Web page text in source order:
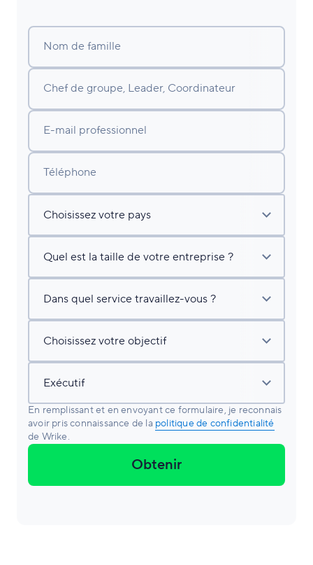
Nom de famille
Chef de groupe, Leader, Coordinateur
E-mail professionnel
Téléphone
En remplissant et en envoyant ce formulaire, je reconnais
avoir pris connaissance de la politique de confidentialité
de Wrike.
Obtenir